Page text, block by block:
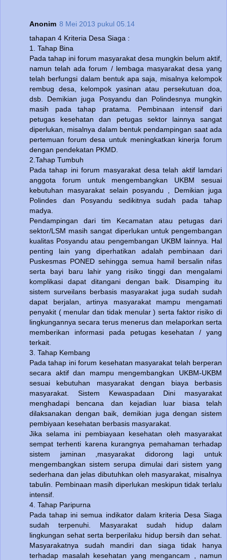
Anonim 8 Mei 2013 pukul 05.14
tahapan 4 Kriteria Desa Siaga :
1. Tahap Bina
Pada tahap ini forum masyarakat desa mungkin belum aktif,
namun telah ada forum / lembaga masyarakat desa yang
telah berfungsi dalam bentuk apa saja, misalnya kelompok
rembug desa, kelompok yasinan atau persekutuan doa,
dsb. Demikian juga Posyandu dan Polindesnya mungkin
masih pada tahap pratama. Pembinaan intensif dari
petugas kesehatan dan petugas sektor lainnya sangat
diperlukan, misalnya dalam bentuk pendampingan saat ada
pertemuan forum desa untuk meningkatkan kinerja forum
dengan pendekatan PKMD.
2.Tahap Tumbuh
Pada tahap ini forum masyarakat desa telah aktif lamdari
anggota forum untuk mengembangkan UKBM sesuai
kebutuhan masyarakat selain posyandu , Demikian juga
Polindes dan Posyandu sedikitnya sudah pada tahap
madya.
Pendampingan dari tim Kecamatan atau petugas dari
sektor/LSM masih sangat diperlukan untuk pengembangan
kualitas Posyandu atau pengembangan UKBM lainnya. Hal
penting lain yang diperhatikan adalah pembinaan dari
Puskesmas PONED sehingga semua hamil bersalin nifas
serta bayi baru lahir yang risiko tinggi dan mengalami
komplikasi dapat ditangani dengan baik. Disamping itu
sistem surveilans berbasis masyarakat juga sudah sudah
dapat berjalan, artinya masyarakat mampu mengamati
penyakit ( menular dan tidak menular ) serta faktor risiko di
lingkungannya secara terus menerus dan melaporkan serta
memberikan informasi pada petugas kesehatan / yang
terkait.
3. Tahap Kembang
Pada tahap ini forum kesehatan masyarakat telah berperan
secara aktif dan mampu mengembangkan UKBM-UKBM
sesuai kebutuhan masyarakat dengan biaya berbasis
masyarakat. Sistem Kewaspadaan Dini masyarakat
menghadapi bencana dan kejadian luar biasa telah
dilaksanakan dengan baik, demikian juga dengan sistem
pembiyaan kesehatan berbasis masyarakat.
Jika selama ini pembiayaan kesehatan oleh masyarakat
sempat terhenti karena kurangnya pemahaman terhadap
sistem jaminan ,masyarakat didorong lagi untuk
mengembangkan sistem serupa dimulai dari sistem yang
sederhana dan jelas dibutuhkan oleh masyarakat, misalnya
tabulin. Pembinaan masih diperlukan meskipun tidak terlalu
intensif.
4. Tahap Paripurna
Pada tahap ini semua indikator dalam kriteria Desa Siaga
sudah terpenuhi. Masyarakat sudah hidup dalam
lingkungan sehat serta berperilaku hidup bersih dan sehat.
Masyarakatnya sudah mandiri dan siaga tidak hanya
terhadap masalah kesehatan yang mengancam , namun